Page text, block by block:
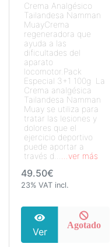
Crema Analgésico
Tailandesa Namman
MuayCrema
regeneradora que
ayuda a las
dificultades del
aparato
locomotor.Pack
Especial 3+1 100g La
Crema analgésica
Tailandesa Namman
Muay se utiliza para
tratar las lesiones y
dolores que el
ejercicio deportivo
puede aportar a
través d...
...ver más
49.50€
23% VAT incl.
Ver
Agotado